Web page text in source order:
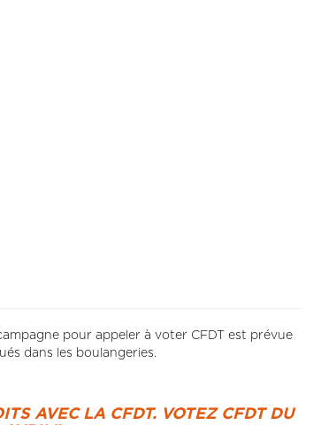
pour appeler à voter CFDT est prévue
dans les boulangeries.
AVEC LA CFDT. VOTEZ CFDT DU